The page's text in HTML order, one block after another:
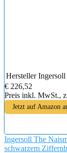
Hersteller Ingersoll
€ 226,52
Preis inkl. MwSt.,
Jetzt auf Amazon
Ingersoll The
schwarzem